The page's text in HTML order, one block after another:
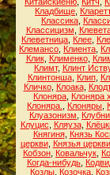
Кладбище
Классика
Классицизм
Клеветница Клее
Клемансо Клиента
Клик, Клименко,
Климт, Клинт
Клинтонша, Клип,
Кличко, Клоака, Клодт
Клоняра Клоняра
Клоняра.
Клоняры
Клуазонизм
Клуцис
Кляуза,
Княгиня, Князь
церкви, Князья церкви
Кобзон Ковальчук
Когда-нибудь
Козлы Козочка